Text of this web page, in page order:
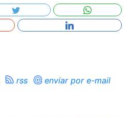
rss enviar por e-mail